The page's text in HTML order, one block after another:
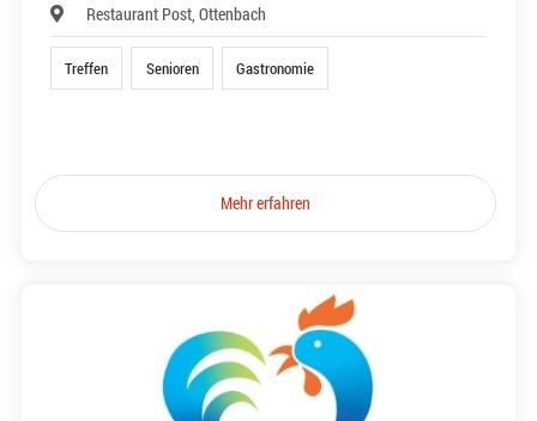
Restaurant Post, Ottenbach
Treffen Senioren Gastronomie
Mehr erfahren